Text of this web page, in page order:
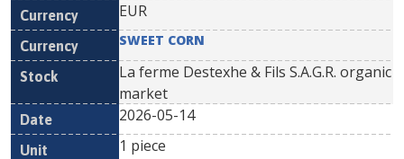
EUR
SWEET CORN
La ferme Destexhe & Fils S.A.G.R. organic
market
2026-05-14
1 piece